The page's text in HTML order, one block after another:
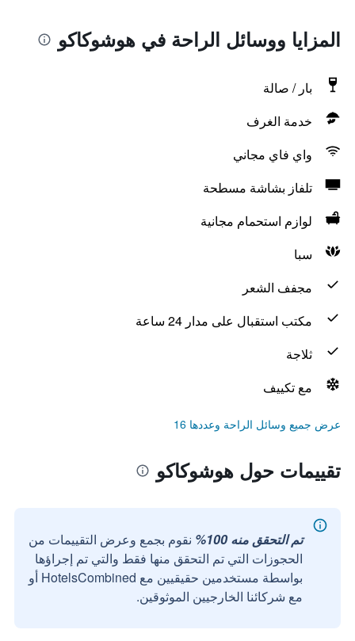
المزايا ووسائل الراحة في هوشوكاكو
بار / صالة
خدمة الغرف
واي فاي مجاني
تلفاز بشاشة مسطحة
لوازم استحمام مجانية
سبا
مجفف الشعر
مكتب استقبال على مدار 24 ساعة
ثلاجة
مع تكييف
عرض جميع وسائل الراحة وعددها 16
تقييمات حول هوشوكاكو
تم التحقق منه 100%
نقوم بجمع وعرض التقييمات من
الحجوزات التي تم التحقق منها فقط والتي تم إجراؤها
بواسطة مستخدمين حقيقيين مع HotelsCombined أو
مع شركائنا الخارجيين الموثوقين.